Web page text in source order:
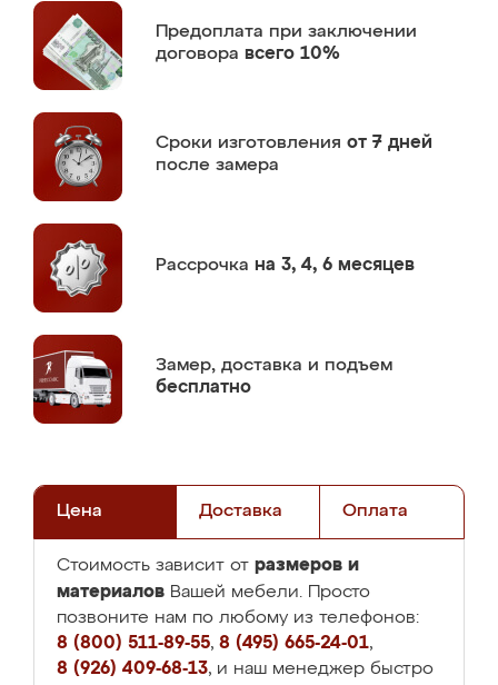
Предоплата при заключении
договора всего 10%
Сроки изготовления от 7 дней
после замера
Рассрочка на 3, 4, 6 месяцев
Замер, доставка и подъем
бесплатно
Цена Доставка Оплата
Стоимость зависит от размеров и
материалов Вашей мебели. Просто
позвоните нам по любому из телефонов:
8 (800) 511-89-55, 8 (495) 665-24-01,
8 (926) 409-68-13, и наш менеджер быстро